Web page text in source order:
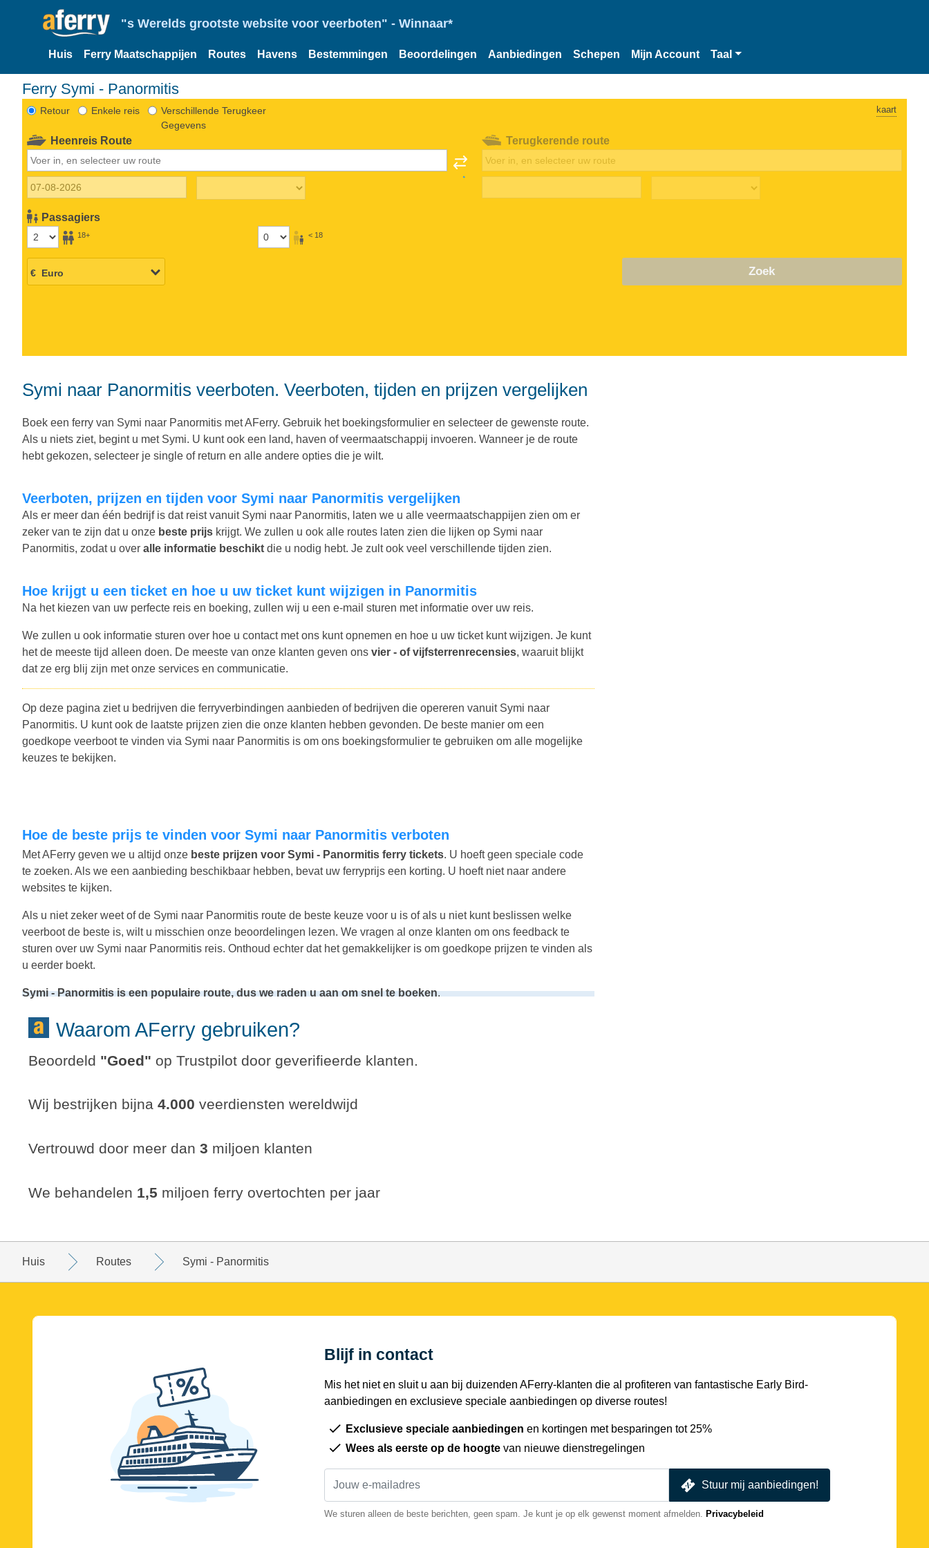
"s Werelds grootste website voor veerboten" - Winnaar*
Huis Ferry Maatschappijen Routes Havens Bestemmingen Beoordelingen Aanbiedingen Schepen Mijn Account Taal
Ferry Symi - Panormitis
Retour Enkele reis
Verschillende Terugkeer
Gegevens
kaart
Heenreis Route
Passagiers
18+ < 18
Terugkerende route
Zoek
Symi naar Panormitis veerboten. Veerboten, tijden en prijzen vergelijken
Boek een ferry van Symi naar Panormitis met AFerry. Gebruik het boekingsformulier en selecteer de gewenste route.
Als u niets ziet, begint u met Symi. U kunt ook een land, haven of veermaatschappij invoeren. Wanneer je de route
hebt gekozen, selecteer je single of return en alle andere opties die je wilt.
Veerboten, prijzen en tijden voor Symi naar Panormitis vergelijken
Als er meer dan één bedrijf is dat reist vanuit Symi naar Panormitis, laten we u alle veermaatschappijen zien om er
zeker van te zijn dat u onze beste prijs krijgt. We zullen u ook alle routes laten zien die lijken op Symi naar
Panormitis, zodat u over alle informatie beschikt die u nodig hebt. Je zult ook veel verschillende tijden zien.
Hoe krijgt u een ticket en hoe u uw ticket kunt wijzigen in Panormitis
Na het kiezen van uw perfecte reis en boeking, zullen wij u een e-mail sturen met informatie over uw reis.
We zullen u ook informatie sturen over hoe u contact met ons kunt opnemen en hoe u uw ticket kunt wijzigen. Je kunt
het de meeste tijd alleen doen. De meeste van onze klanten geven ons vier - of vijfsterrenrecensies, waaruit blijkt
dat ze erg blij zijn met onze services en communicatie.
Op deze pagina ziet u bedrijven die ferryverbindingen aanbieden of bedrijven die opereren vanuit Symi naar
Panormitis. U kunt ook de laatste prijzen zien die onze klanten hebben gevonden. De beste manier om een
goedkope veerboot te vinden via Symi naar Panormitis is om ons boekingsformulier te gebruiken om alle mogelijke
keuzes te bekijken.
Hoe de beste prijs te vinden voor Symi naar Panormitis verboten
Met AFerry geven we u altijd onze beste prijzen voor Symi - Panormitis ferry tickets. U hoeft geen speciale code
te zoeken. Als we een aanbieding beschikbaar hebben, bevat uw ferryprijs een korting. U hoeft niet naar andere
websites te kijken.
Als u niet zeker weet of de Symi naar Panormitis route de beste keuze voor u is of als u niet kunt beslissen welke
veerboot de beste is, wilt u misschien onze beoordelingen lezen. We vragen al onze klanten om ons feedback te
sturen over uw Symi naar Panormitis reis. Onthoud echter dat het gemakkelijker is om goedkope prijzen te vinden als
u eerder boekt.
Symi - Panormitis is een populaire route, dus we raden u aan om snel te boeken.
Waarom AFerry gebruiken?
Beoordeld "Goed" op Trustpilot door geverifieerde klanten.
Wij bestrijken bijna 4.000 veerdiensten wereldwijd
Vertrouwd door meer dan 3 miljoen klanten
We behandelen 1,5 miljoen ferry overtochten per jaar
Huis Routes Symi - Panormitis
Blijf in contact
Mis het niet en sluit u aan bij duizenden AFerry-klanten die al profiteren van fantastische Early Bird-
aanbiedingen en exclusieve speciale aanbiedingen op diverse routes!
Exclusieve speciale aanbiedingen en kortingen met besparingen tot 25%
Wees als eerste op de hoogte van nieuwe dienstregelingen
Stuur mij aanbiedingen!
We sturen alleen de beste berichten, geen spam. Je kunt je op elk gewenst moment afmelden. Privacybeleid